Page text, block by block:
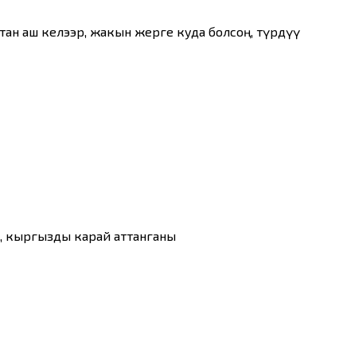
аш келээр, жакын жерге куда болсоң, түрдүү
карай аттанганы